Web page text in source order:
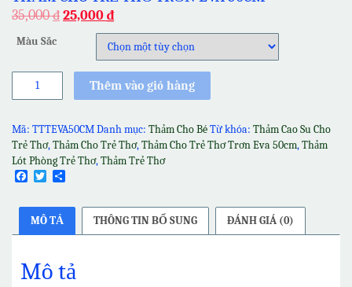
35,000₫ 25,000 ₫
Màu Sắc
Thảm
Thơ
Trơn
Eva
50cm
lượng
Thêm vào giỏ hàng
Mã: TTTEVA50CMDanh mục: Thảm Cho BéTừ khóa: Thảm Cao Su Cho
Trẻ Thơ,Thảm Cho Trẻ Thơ,Thảm Cho Trẻ Thơ Trơn Eva 50cm,Thảm
Lót Phòng Trẻ Thơ,Thảm Trẻ Thơ
Facebook
Twitter
MÔ TẢ THÔNG TIN BỔ SUNG ĐÁNH GIÁ (0)
Mô tả